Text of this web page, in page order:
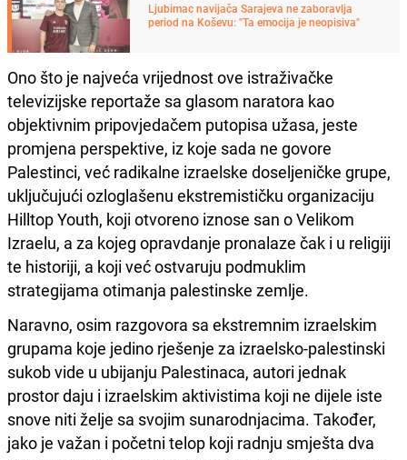
Ljubimac navijača Sarajeva ne zaboravlja
period na Koševu: "Ta emocija je neopisiva"
Ono što je najveća vrijednost ove istraživačke
televizijske reportaže sa glasom naratora kao
objektivnim pripovjedačem putopisa užasa, jeste
promjena perspektive, iz koje sada ne govore
Palestinci, već radikalne izraelske doseljeničke grupe,
uključujući ozloglašenu ekstremističku organizaciju
Hilltop Youth, koji otvoreno iznose san o Velikom
Izraelu, a za kojeg opravdanje pronalaze čak i u religiji
te historiji, a koji već ostvaruju podmuklim
strategijama otimanja palestinske zemlje.
Naravno, osim razgovora sa ekstremnim izraelskim
grupama koje jedino rješenje za izraelsko-palestinski
sukob vide u ubijanju Palestinaca, autori jednak
prostor daju i izraelskim aktivistima koji ne dijele iste
snove niti želje sa svojim sunarodnjacima. Također,
jako je važan i početni telop koji radnju smješta dva